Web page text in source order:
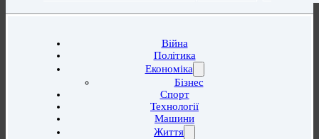
Війна
Політика
Економіка
Бізнес
Спорт
Технології
Машини
Життя